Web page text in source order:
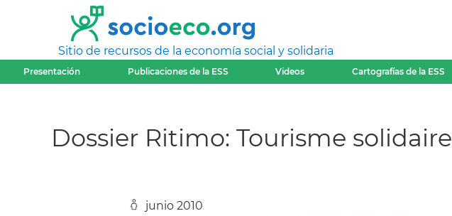
Sitio de recursos de la economía social y solidaria
Presentación Publicaciones de la ESS Videos Cartografías de la ESS
Dossier Ritimo: Tourisme solidaire
junio 2010